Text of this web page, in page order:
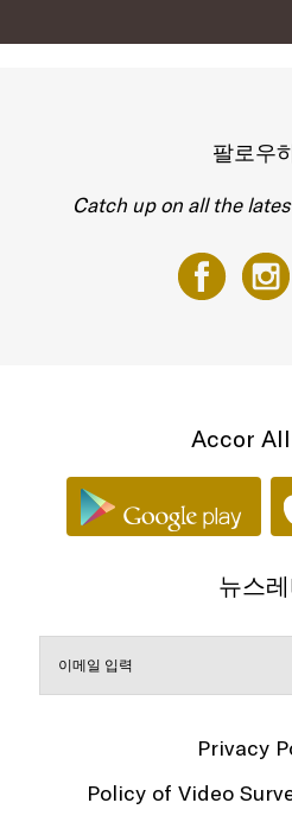
팔로우
Catch up on all the
Accor
뉴스
Privacy
Policy of Video